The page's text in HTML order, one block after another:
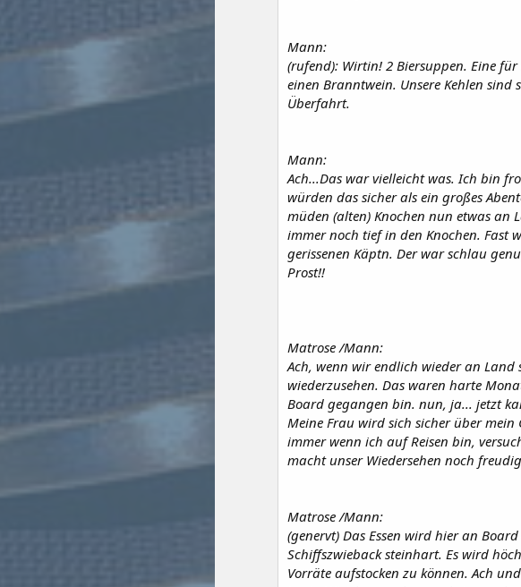
Mann:
(rufend): Wirtin! 2 Biersuppen. Eine
einen Branntwein. Unsere Kehlen
Überfahrt.
Mann:
Ach...Das war vielleicht was. Ich bin
würden das sicher als ein großes
müden (alten) Knochen nun etwas an
immer noch tief in den Knochen. Fast
gerissenen Käptn. Der war schlau
Prost!!
Matrose /Mann:
Ach, wenn wir endlich wieder an
wiederzusehen. Das waren harte
Board gegangen bin. nun, ja... jetzt
Meine Frau wird sich sicher über
immer wenn ich auf Reisen bin,
macht unser Wiedersehen noch
Matrose /Mann:
(genervt) Das Essen wird hier an
Schiffszwieback steinhart. Es wird
Vorräte aufstocken zu können. Ach